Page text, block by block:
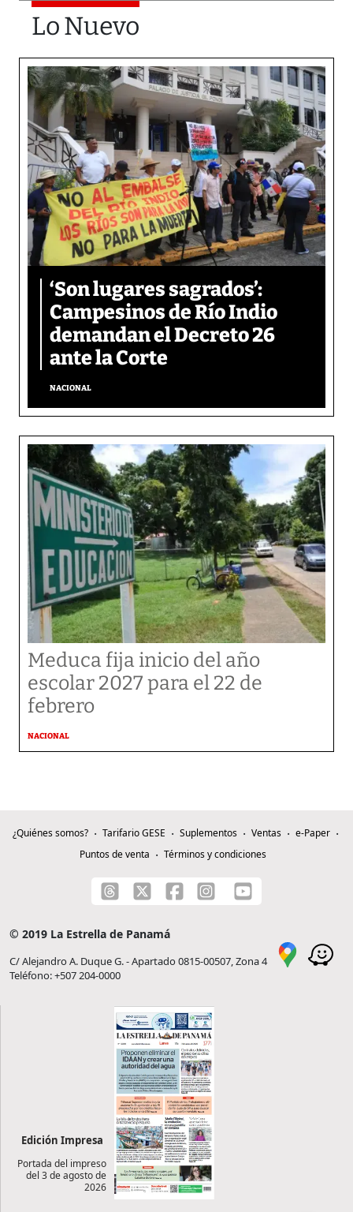
Lo Nuevo
‘Son lugares sagrados’:
Campesinos de Río Indio
demandan el Decreto 26
ante la Corte
NACIONAL
Meduca fija inicio del año
escolar 2027 para el 22 de
febrero
NACIONAL
¿Quiénes somos? Tarifario GESE Suplementos Ventas
e-Paper
Puntos de venta
Términos y condiciones
© 2019 La Estrella de Panamá
C/ Alejandro A. Duque G. - Apartado 0815-00507, Zona 4
Teléfono: +507 204-0000
Edición Impresa
Portada del impreso
del 3 de agosto de
2026